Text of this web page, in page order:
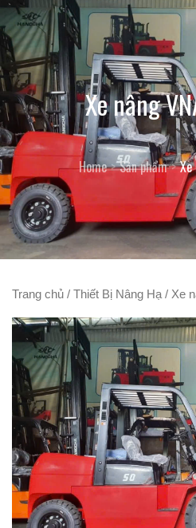
Xe nâng
Home Sản phẩm
Trang chủ / Thiết Bị Nâng Hạ / Xe